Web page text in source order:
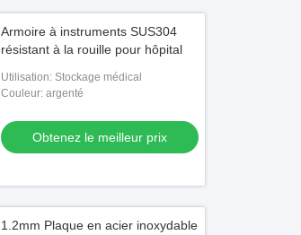
Armoire à instruments SUS304
résistant à la rouille pour hôpital
Utilisation: Stockage médical
Couleur: argenté
Obtenez le meilleur prix
1.2mm Plaque en acier inoxydable